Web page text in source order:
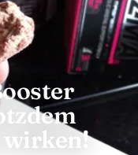
wirken!